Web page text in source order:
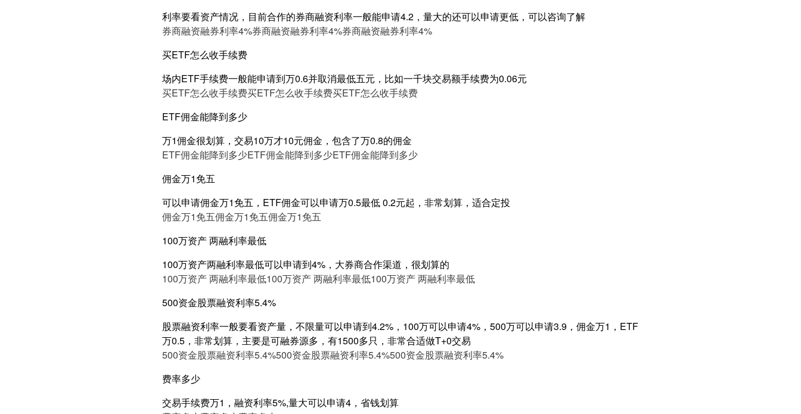
利率要看资产情况，目前合作的券商融资利率一般能申请4.2，量大的还可以申请更低，可以咨询了解
券商融资融券利率4%券商融资融券利率4%券商融资融券利率4%
买ETF怎么收手续费
场内ETF手续费一般能申请到万0.6并取消最低五元，比如一千块交易额手续费为0.06元
买ETF怎么收手续费买ETF怎么收手续费买ETF怎么收手续费
ETF佣金能降到多少
万1佣金很划算，交易10万才10元佣金，包含了万0.8的佣金
ETF佣金能降到多少ETF佣金能降到多少ETF佣金能降到多少
佣金万1免五
可以申请佣金万1免五，ETF佣金可以申请万0.5最低 0.2元起，非常划算，适合定投
佣金万1免五佣金万1免五佣金万1免五
100万资产 两融利率最低
100万资产两融利率最低可以申请到4%，大券商合作渠道，很划算的
100万资产 两融利率最低100万资产 两融利率最低100万资产 两融利率最低
500资金股票融资利率5.4%
股票融资利率一般要看资产量，不限量可以申请到4.2%，100万可以申请4%，500万可以申请3.9，佣金万1，ETF
万0.5，非常划算，主要是可融券源多，有1500多只，非常合适做T+0交易
500资金股票融资利率5.4%500资金股票融资利率5.4%500资金股票融资利率5.4%
费率多少
交易手续费万1，融资利率5%,量大可以申请4，省钱划算